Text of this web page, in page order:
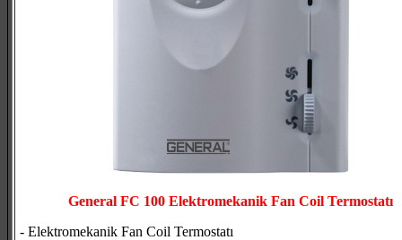
General FC 100 Elektromekanik Fan Coil Termostatı
- Elektromekanik Fan Coil Termostatı